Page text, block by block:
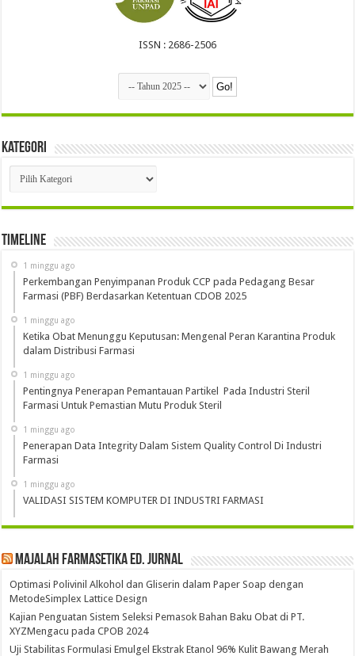
ISSN : 2686-2506
Kategori
Kategori
Timeline
1 minggu ago
Perkembangan Penyimpanan Produk CCP pada Pedagang Besar
Farmasi (PBF) Berdasarkan Ketentuan CDOB 2025
1 minggu ago
Ketika Obat Menunggu Keputusan: Mengenal Peran Karantina Produk
dalam Distribusi Farmasi
1 minggu ago
Pentingnya Penerapan Pemantauan Partikel Pada Industri Steril
Farmasi Untuk Pemastian Mutu Produk Steril
1 minggu ago
Penerapan Data Integrity Dalam Sistem Quality Control Di Industri
Farmasi
1 minggu ago
VALIDASI SISTEM KOMPUTER DI INDUSTRI FARMASI
Majalah Farmasetika Ed. Jurnal
Optimasi Polivinil Alkohol dan Gliserin dalam Paper Soap dengan
MetodeSimplex Lattice Design
Kajian Penguatan Sistem Seleksi Pemasok Bahan Baku Obat di PT.
XYZMengacu pada CPOB 2024
Uji Stabilitas Formulasi Emulgel Ekstrak Etanol 96% Kulit Bawang Merah